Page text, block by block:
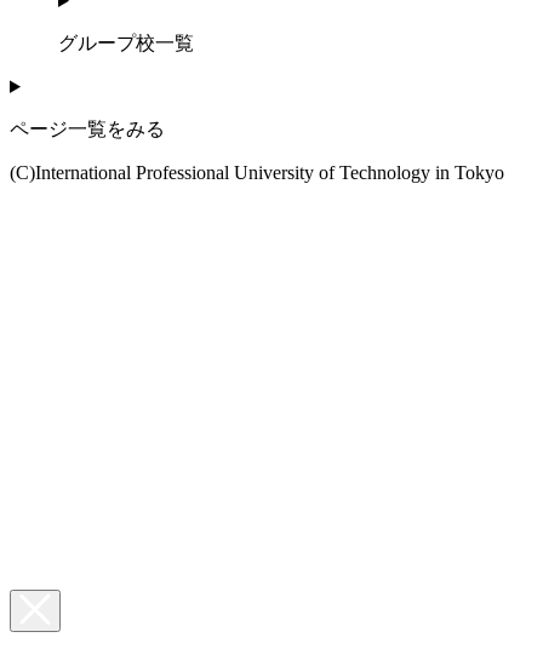
グループ校一覧
ページ一覧をみる
(C)International Professional University of Technology in Tokyo